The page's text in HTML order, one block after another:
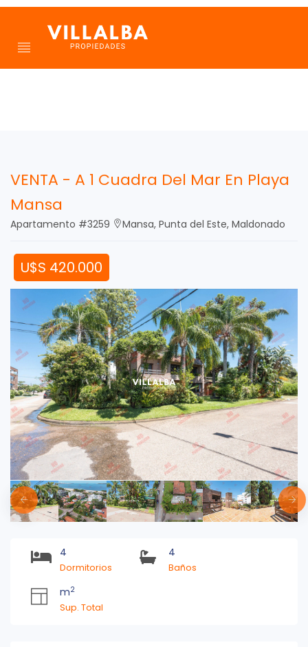
VENTA - A 1 Cuadra Del Mar En Playa
Mansa
Apartamento #3259 Mansa, Punta del Este, Maldonado
U$S 420.000
4
Dormitorios
4
Baños
m2
Sup. Total